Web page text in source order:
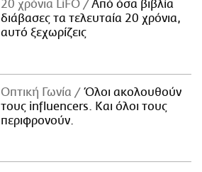
20 χρόνια LiFO
Από όσα βιβλία
διάβασες τα τελευταία 20 χρόνια,
αυτό ξεχωρίζεις
Οπτική Γωνία
Όλοι ακολουθούν
τους influencers. Και όλοι τους
περιφρονούν.